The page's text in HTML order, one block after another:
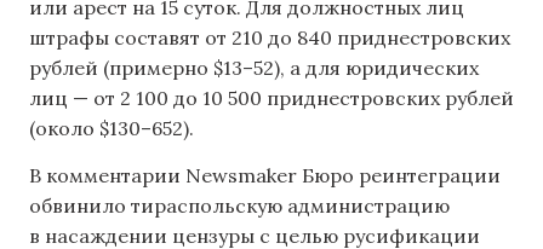
или арест на 15 суток. Для должностных лиц
штрафы составят от 210 до 840 приднестровских
рублей (примерно $13–52), а для юридических
лиц — от 2 100 до 10 500 приднестровских рублей
(около $130–652).
В комментарии Newsmaker Бюро реинтеграции
обвинило тираспольскую администрацию
в насаждении цензуры с целью русификации